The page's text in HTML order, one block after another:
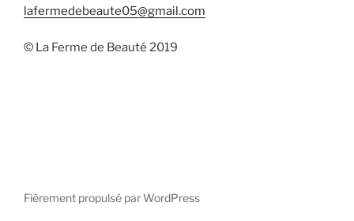
lafermedebeaute05@gmail.com
© La Ferme de Beauté 2019
Fièrement propulsé par WordPress